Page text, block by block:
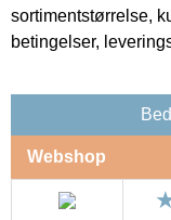
sortimentstørrelse,
betingelser,
Webshop